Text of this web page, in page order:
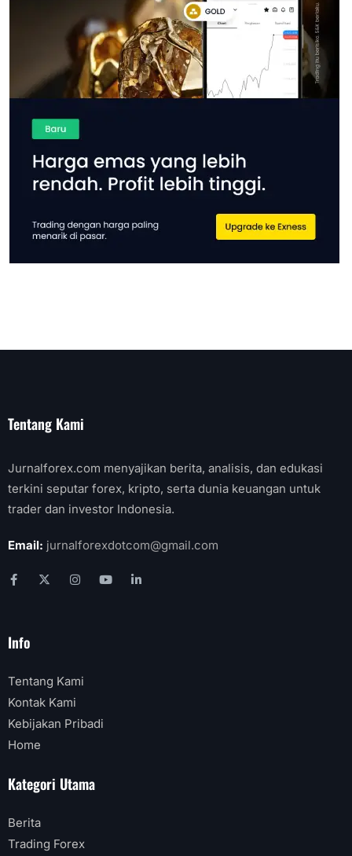
Tentang Kami
Jurnalforex.com menyajikan berita, analisis, dan edukasi
terkini seputar forex, kripto, serta dunia keuangan untuk
trader dan investor Indonesia.
Email: jurnalforexdotcom@gmail.com
Info
Tentang Kami
Kontak Kami
Kebijakan Pribadi
Home
Kategori Utama
Berita
Trading Forex